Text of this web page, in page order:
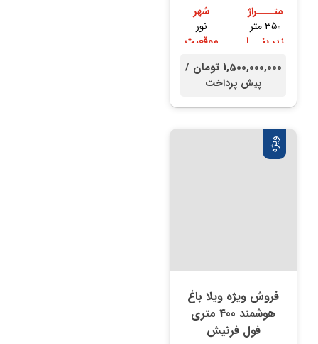
متــــراژ
۳۵۰ متر
شهر
نور
زیر بنـــا
موقعیت
1,500,000,000 تومان /
پیش پرداخت
ویژه
فروش ویژه ویلا باغ
هوشمند 400 متری
فول فرنیش